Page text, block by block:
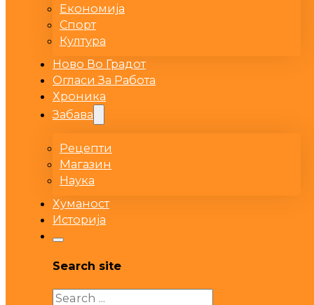
Економија
Спорт
Култура
Ново Во Градот
Огласи За Работа
Хроника
Забава
Рецепти
Магазин
Наука
Хуманост
Историја
Search site
Search